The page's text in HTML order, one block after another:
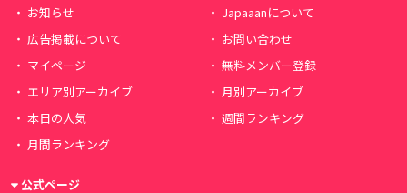
お知らせ
Japaaanについて
広告掲載について
お問い合わせ
マイページ
無料メンバー登録
エリア別アーカイブ
月別アーカイブ
本日の人気
週間ランキング
月間ランキング
公式ページ